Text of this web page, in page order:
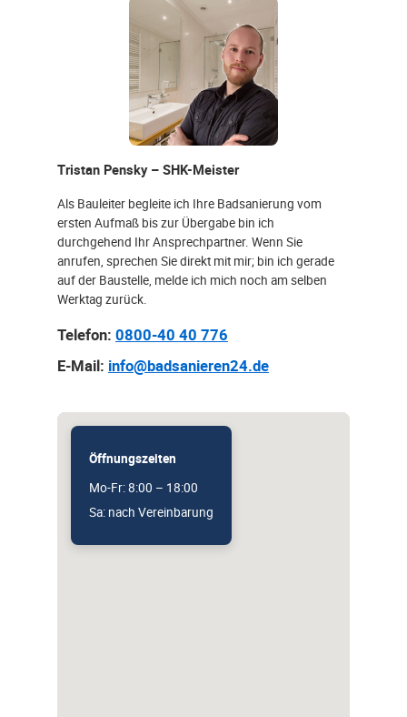
Tristan Pensky – SHK-Meister
Als Bauleiter begleite ich Ihre Badsanierung vom
ersten Aufmaß bis zur Übergabe bin ich
durchgehend Ihr Ansprechpartner. Wenn Sie
anrufen, sprechen Sie direkt mit mir; bin ich gerade
auf der Baustelle, melde ich mich noch am selben
Werktag zurück.
Telefon: 0800-40 40 776
E-Mail: info@badsanieren24.de
Öffnungszeiten
Mo-Fr: 8:00 – 18:00
Sa: nach Vereinbarung